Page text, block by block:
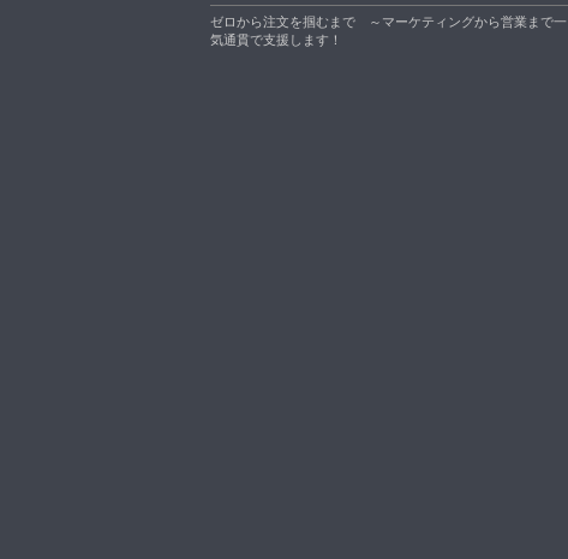
ゼロから注文を掴むまで ～マーケティングから営業まで一
気通貫で支援します！